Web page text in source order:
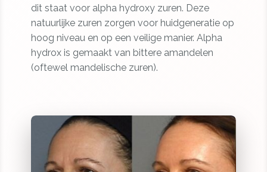
dit staat voor alpha hydroxy zuren. Deze
natuurlijke zuren zorgen voor huidgeneratie op
hoog niveau en op een veilige manier. Alpha
hydrox is gemaakt van bittere amandelen
(oftewel mandelische zuren).